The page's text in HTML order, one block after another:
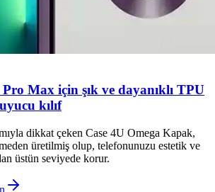
Max için şık ve dayanıklı TPU
kılıf
dikkat çeken Case 4U Omega Kapak,
üretilmiş olup, telefonunuzu estetik ve
üstün seviyede korur.